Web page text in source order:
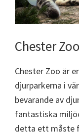
Chester
Chester Zoo är
djurparkerna i
bevarande av
fantastiska
detta ett måste